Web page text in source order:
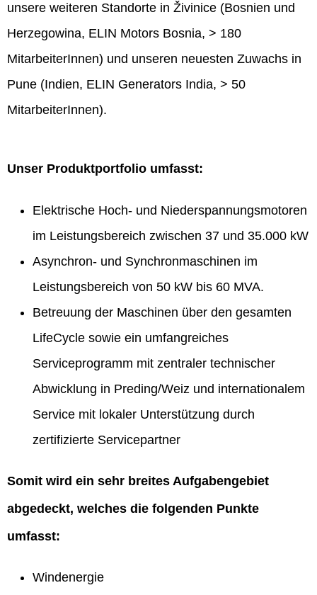
unsere weiteren Standorte in Živinice (Bosnien und
Herzegowina, ELIN Motors Bosnia, > 180
MitarbeiterInnen) und unseren neuesten Zuwachs in
Pune (Indien, ELIN Generators India, > 50
MitarbeiterInnen).
Unser Produktportfolio umfasst:
Elektrische Hoch- und Niederspannungsmotoren
im Leistungsbereich zwischen 37 und 35.000 kW
Asynchron- und Synchronmaschinen im
Leistungsbereich von 50 kW bis 60 MVA.
Betreuung der Maschinen über den gesamten
LifeCycle sowie ein umfangreiches
Serviceprogramm mit zentraler technischer
Abwicklung in Preding/Weiz und internationalem
Service mit lokaler Unterstützung durch
zertifizierte Servicepartner
Somit wird ein sehr breites Aufgabengebiet
abgedeckt, welches die folgenden Punkte
umfasst:
Windenergie